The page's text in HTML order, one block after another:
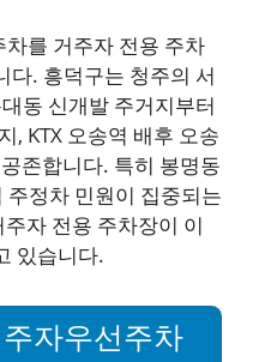
를 거주자 전용 주차
다. 흥덕구는 청주의 서
동 신개발 주거지부터
, KTX 오송역 배후 오송
존합니다. 특히 봉명동
주정차 민원이 집중되는
자 전용 주차장이 이
있습니다.
자우선주차